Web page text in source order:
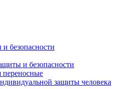
безопасности
и безопасности
переносные
защиты человека